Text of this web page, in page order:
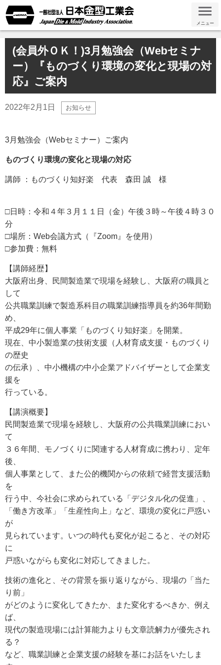
メニュー
(会員外ＯＫ！)3月勉強会（Webセミナ
ー）『ものづくり環境の変化と現場の対
応』ご案内
2022年2月1日 お知らせ
3月勉強会（Webセミナー）ご案内
ものづくり環境の変化と現場の対応
講師 ：ものづくり知好楽 代表 森田 誠 様
□日時：令和４年３月１１日（金）午後３時～午後４時３０
分
□場所：Web会議方式（『Zoom』を使用）
□参加費：無料
【講師経歴】
大阪府出身、民間製造業で現場を経験し、大阪府の職員と
して
公共職業訓練で製造系科目の職業訓練指導員を約36年間勤
め、
平成29年に個人事業「ものづくり知好楽」を開業。
現在、中小製造業の技術支援（人材育成支援・ものづくり
の歴史
の伝承）、中小機構の中小企業アドバイザーとして企業支
援を
行っている。
【講演概要】
民間製造業で現場を経験し、大阪府の公共職業訓練におい
て
３６年間、モノづくりに関連する人材育成に携わり、定年
後、
個人事業として、また公的機関からの依頼で経営支援活動
を
行う中、今社会に求められている「デジタル化の促進」、
「働き方改革」「生産性向上」など、環境の変化に戸惑い
が
見られています。いつの時代も変化が起こると、その対応
に
戸惑いながらも変化に対応してきました。
技術の進化と、その背景を振り返りながら、現場の「当た
り前」
がどのように変化してきたか、また変化するべきか、例え
ば、
現代の製造現場には計算能力よりも文章読解力が優先され
る？
など、職業訓練と企業支援の経験を基にお話をいたしま